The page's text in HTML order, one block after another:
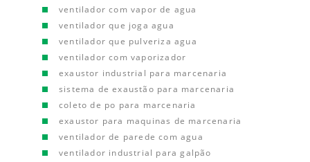
ventilador com vapor de agua
ventilador que joga agua
ventilador que pulveriza agua
ventilador com vaporizador
exaustor industrial para marcenaria
sistema de exaustão para marcenaria
coleto de po para marcenaria
exaustor para maquinas de marcenaria
ventilador de parede com agua
ventilador industrial para galpão